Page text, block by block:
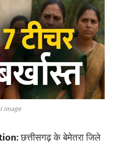
Image
छत्तीसगढ़ के बेमेतरा जिले